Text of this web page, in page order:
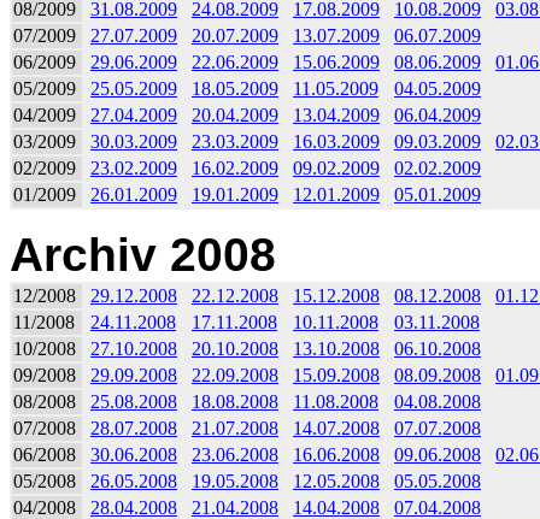
08/2009 31.08.2009 24.08.2009 17.08.2009 10.08.2009
07/2009
27.07.2009 20.07.2009 13.07.2009
06.07.2009
06/2009
29.06.2009 22.06.2009 15.06.2009 08.06.2009
05/2009
25.05.2009 18.05.2009 11.05.2009
04.05.2009
04/2009
27.04.2009 20.04.2009 13.04.2009
06.04.2009
03/2009
30.03.2009 23.03.2009 16.03.2009 09.03.2009
02/2009
23.02.2009 16.02.2009 09.02.2009
02.02.2009
01/2009
26.01.2009 19.01.2009 12.01.2009 05.01.2009
Archiv 2008
12/2008 29.12.2008 22.12.2008 15.12.2008 08.12.2008
11/2008
24.11.2008 17.11.2008 10.11.2008
03.11.2008
10/2008
27.10.2008 20.10.2008 13.10.2008
06.10.2008
09/2008
29.09.2008 22.09.2008 15.09.2008 08.09.2008
08/2008
25.08.2008 18.08.2008 11.08.2008
04.08.2008
07/2008
28.07.2008 21.07.2008 14.07.2008
07.07.2008
06/2008
30.06.2008 23.06.2008 16.06.2008 09.06.2008
05/2008
26.05.2008 19.05.2008 12.05.2008
05.05.2008
04/2008
28.04.2008 21.04.2008 14.04.2008
07.04.2008